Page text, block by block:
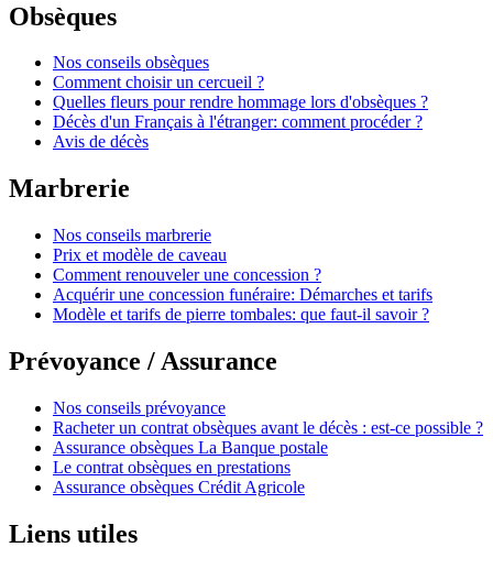
Obsèques
Nos conseils obsèques
Comment choisir un cercueil ?
Quelles fleurs pour rendre hommage lors d'obsèques ?
Décès d'un Français à l'étranger: comment procéder ?
Avis de décès
Marbrerie
Nos conseils marbrerie
Prix et modèle de caveau
Comment renouveler une concession ?
Acquérir une concession funéraire: Démarches et tarifs
Modèle et tarifs de pierre tombales: que faut-il savoir ?
Prévoyance / Assurance
Nos conseils prévoyance
Racheter un contrat obsèques avant le décès : est-ce possible ?
Assurance obsèques La Banque postale
Le contrat obsèques en prestations
Assurance obsèques Crédit Agricole
Liens utiles